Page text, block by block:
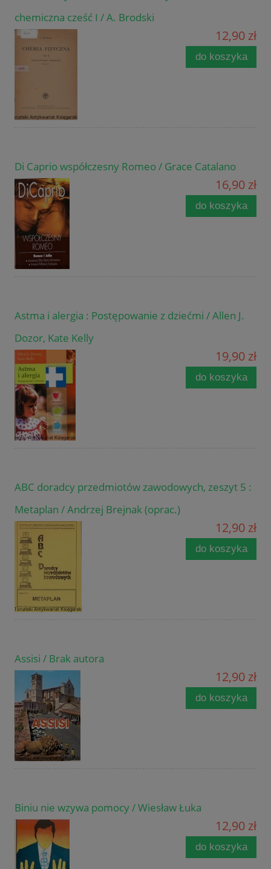
chemiczna cześć I / A. Brodski
12,90 zł
do koszyka
Di Caprio współczesny Romeo / Grace Catalano
16,90 zł
do koszyka
Astma i alergia : Postępowanie z dziećmi / Allen J.
Dozor, Kate Kelly
19,90 zł
do koszyka
ABC doradcy przedmiotów zawodowych, zeszyt 5 :
Metaplan / Andrzej Brejnak (oprac.)
12,90 zł
do koszyka
Assisi / Brak autora
12,90 zł
do koszyka
Biniu nie wzywa pomocy / Wiesław Łuka
12,90 zł
do koszyka